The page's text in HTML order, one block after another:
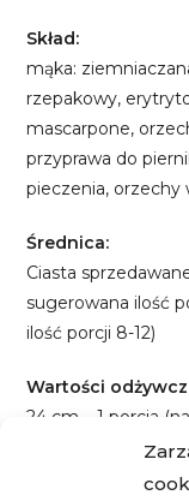
Skład:
mąka:
rzepakowy,
mascarpone,
przyprawa do
pieczenia, orzechy
Średnica:
Ciasta
sugerowana ilość
ilość porcji 8-12)
Wartości
24 cm – 1 porcja
tłuszcze; 22,9g
18 cm – 1 porcja –